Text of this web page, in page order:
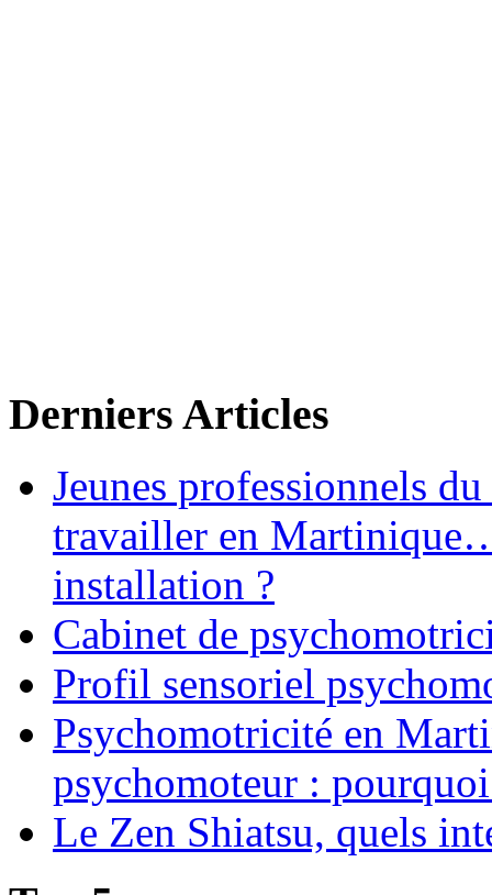
Derniers Articles
Jeunes professionnels
travailler en
installation ?
Cabinet de
Profil sensoriel
Psychomotricité en
psychomoteur :
Le Zen Shiatsu, quels